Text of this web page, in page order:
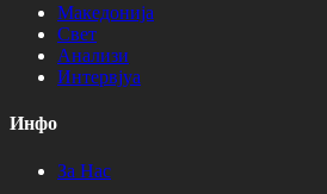
Македонија
Свет
Анализи
Интервјуа
Инфо
За Нас